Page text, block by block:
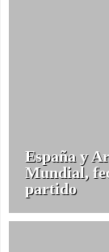
España y
Mundial,
partido